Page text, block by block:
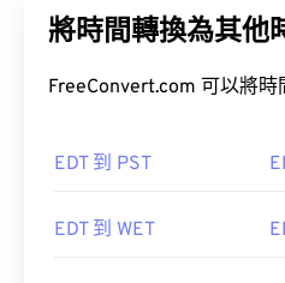
將時間轉換為其他
FreeConvert.com 可以將時
EDT 到 PST
EDT 到 WET